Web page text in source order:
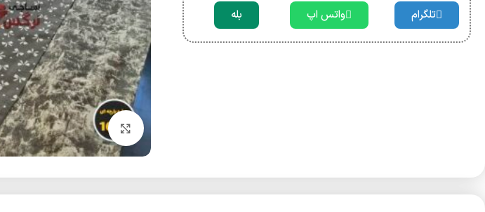
تلگرام واتس اپ بله
بزرگنمایی تصویر